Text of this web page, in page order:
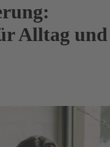
Alltag und